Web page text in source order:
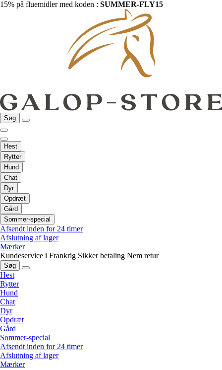
15% på fluemidler med koden : SUMMER-FLY15
Søg
Hest
Rytter
Hund
Chat
Dyr
Opdræt
Gård
Sommer-special
Afsendt inden for 24 timer
Afslutning af lager
Mærker
Kundeservice i Frankrig Sikker betaling Nem retur
Søg
Hest
Rytter
Hund
Chat
Dyr
Opdræt
Gård
Sommer-special
Afsendt inden for 24 timer
Afslutning af lager
Mærker